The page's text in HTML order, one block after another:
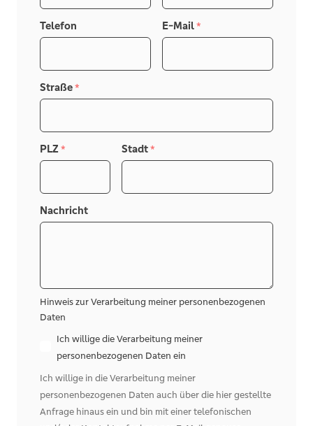
Telefon E-Mail *
Straße *
PLZ * Stadt *
Nachricht
Hinweis zur Verarbeitung meiner personenbezogenen
Daten
Ich willige die Verarbeitung meiner
personenbezogenen Daten ein
Ich willige in die Verarbeitung meiner
personenbezogenen Daten auch über die hier gestellte
Anfrage hinaus ein und bin mit einer telefonischen